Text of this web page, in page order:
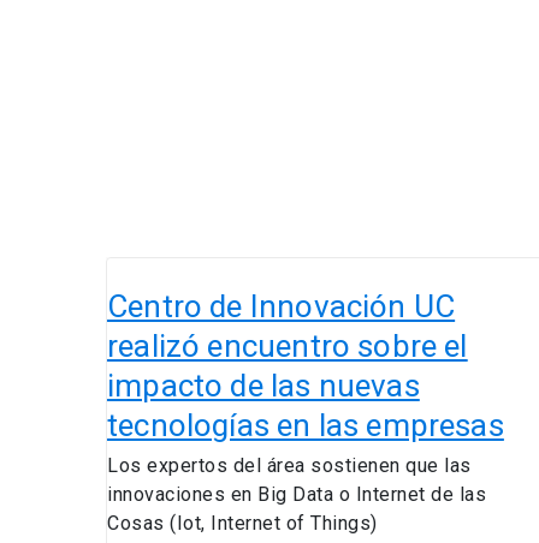
Centro de Innovación UC
realizó encuentro sobre el
impacto de las nuevas
tecnologías en las empresas
Los expertos del área sostienen que las
innovaciones en Big Data o Internet de las
Cosas (Iot, Internet of Things)
de
Innovación
UC
realizó
encuentro
sobre
el
impacto
de